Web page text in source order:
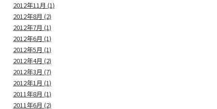
2012年11月 (1)
2012年8月 (2)
2012年7月 (1)
2012年6月 (1)
2012年5月 (1)
2012年4月 (2)
2012年3月 (7)
2012年1月 (1)
2011年8月 (1)
2011年6月 (2)